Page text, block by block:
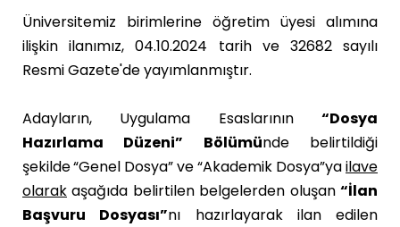
Üniversitemiz birimlerine öğretim üyesi alımına
ilişkin ilanımız, 04.10.2024 tarih ve 32682 sayılı
Resmi Gazete'de yayımlanmıştır.
Adayların, Uygulama Esaslarının “Dosya
Hazırlama Düzeni” Bölümünde belirtildiği
şekilde“Genel Dosya” ve “Akademik Dosya”yailave
olarak aşağıda belirtilen belgelerden oluşan “İlan
Başvuru Dosyası”nı hazırlayarak ilan edilen